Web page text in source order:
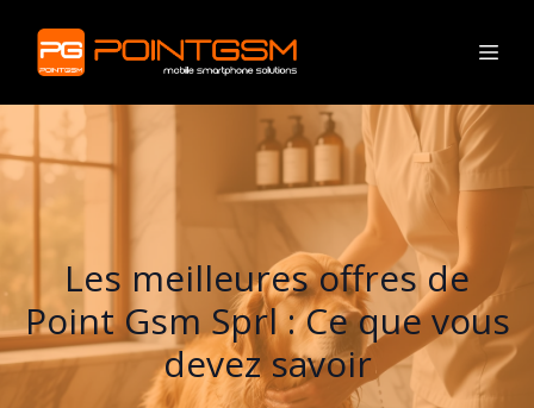
Les meilleures offres de
Point Gsm Sprl : Ce que vous
devez savoir